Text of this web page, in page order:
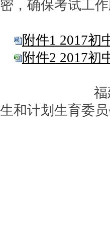
密，确保考试工作
附件1 2017初
附件2 2017初
福建省人
生和计划生育委